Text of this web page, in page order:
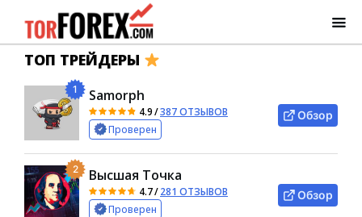
ТОП ТРЕЙДЕРЫ
1 Samorph
4.9/387 ОТЗЫВОВ
Проверен
Обзор
2 Высшая Точка
4.7/281 ОТЗЫВОВ
Проверен
Обзор